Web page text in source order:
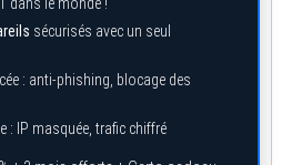
sécurisés avec un seul
: anti-phishing, blocage des
: IP masquée, trafic chiffré